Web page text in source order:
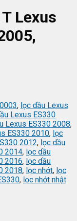
Lexus
, lọc dầu Lexus
Lexus ES330
Lexus ES330 2008,
ES330 2010, lọc
2012, lọc dầu
2014, lọc dầu
2016, lọc dầu
2018, lọc nhớt, lọc
, lọc nhớt nhật